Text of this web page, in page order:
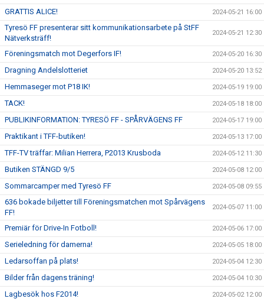
GRATTIS ALICE! 2024-05-21 16:00
Tyresö FF presenterar sitt kommunikationsarbete på StFF
Nätverksträff!
2024-05-21 12:30
Föreningsmatch mot Degerfors IF! 2024-05-20 16:30
Dragning Andelslotteriet 2024-05-20 13:52
Hemmaseger mot P18 IK! 2024-05-19 19:00
TACK! 2024-05-18 18:00
PUBLIKINFORMATION: TYRESÖ FF - SPÅRVÄGENS FF 2024-05-17 19:00
Praktikant i TFF-butiken! 2024-05-13 17:00
TFF-TV träffar: Milian Herrera, P2013 Krusboda 2024-05-12 11:30
Butiken STÄNGD 9/5 2024-05-08 12:00
Sommarcamper med Tyresö FF 2024-05-08 09:55
636 bokade biljetter till Föreningsmatchen mot Spårvägens
FF!
2024-05-07 11:00
Premiär för Drive-In Fotboll! 2024-05-06 17:00
Serieledning för damerna! 2024-05-05 18:00
Ledarsoffan på plats! 2024-05-04 12:30
Bilder från dagens träning! 2024-05-04 10:30
Lagbesök hos F2014! 2024-05-02 12:00